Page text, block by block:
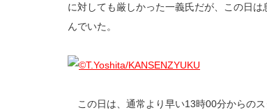
に対しても厳しかった一義氏だが、この日
んでいた。
この日は、通常より早い13時00分からの